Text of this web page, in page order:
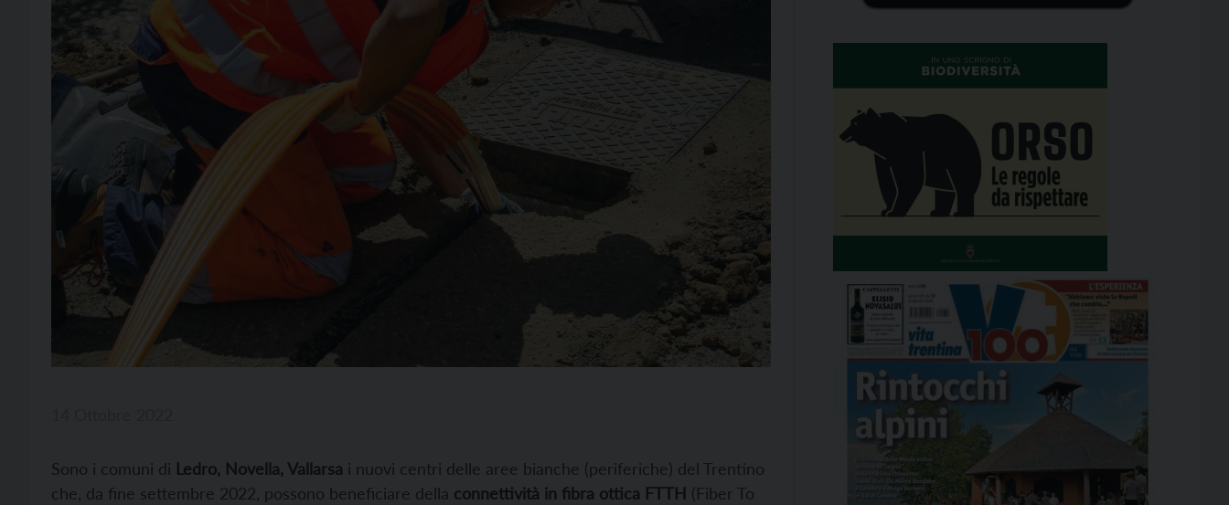
Sono i comuni di Ledro, Novella, Vallarsa i nuovi centri delle aree bianche (periferiche) del Trentino
che, da fine settembre 2022, possono beneficiare della connettività in fibra ottica FTTH (Fiber To